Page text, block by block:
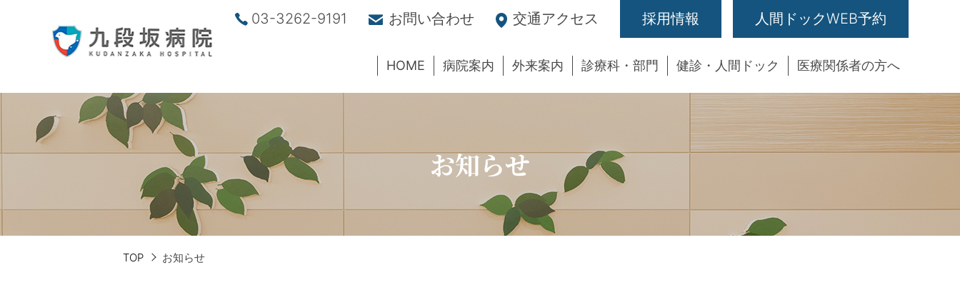
03-3262-9191 お問い合わせ 交通アクセス 採用情報 人間ドックWEB予約
HOME 病院案内 外来案内 診療科・部門 健診・人間ドック 医療関係者の方へ
お知らせ
TOP お知らせ